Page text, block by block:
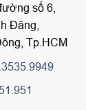
số 6,
Đăng,
Tp.HCM